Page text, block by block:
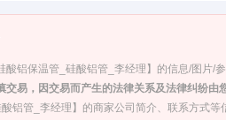
酸铝保温管_硅酸铝管_李经理】的信息/图片/
交易，因交易而产生的法律关系及法律纠纷
铝管_李经理】的商家公司简介、联系方式等